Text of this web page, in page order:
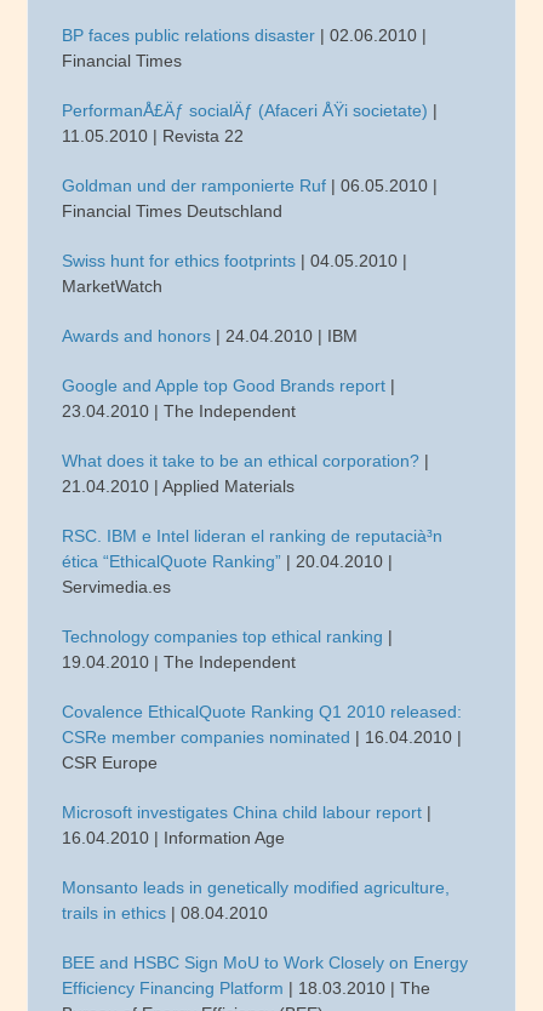
BP faces public relations disaster | 02.06.2010 |
Financial Times
PerformanÅ£Äƒ socialÄƒ (Afaceri ÅŸi societate) |
11.05.2010 | Revista 22
Goldman und der ramponierte Ruf | 06.05.2010 |
Financial Times Deutschland
Swiss hunt for ethics footprints | 04.05.2010 |
MarketWatch
Awards and honors | 24.04.2010 | IBM
Google and Apple top Good Brands report |
23.04.2010 | The Independent
What does it take to be an ethical corporation? |
21.04.2010 | Applied Materials
RSC. IBM e Intel lideran el ranking de reputacià³n
ética “EthicalQuote Ranking” | 20.04.2010 |
Servimedia.es
Technology companies top ethical ranking |
19.04.2010 | The Independent
Covalence EthicalQuote Ranking Q1 2010 released:
CSRe member companies nominated | 16.04.2010 |
CSR Europe
Microsoft investigates China child labour report |
16.04.2010 | Information Age
Monsanto leads in genetically modified agriculture,
trails in ethics | 08.04.2010
BEE and HSBC Sign MoU to Work Closely on Energy
Efficiency Financing Platform | 18.03.2010 | The